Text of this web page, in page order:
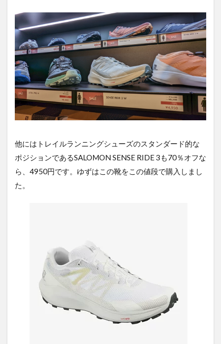
他にはトレイルランニングシューズのスタンダード的な
ポジションであるSALOMON SENSE RIDE 3も70％オフな
ら、4950円です。ゆずはこの靴をこの値段で購入しまし
た。